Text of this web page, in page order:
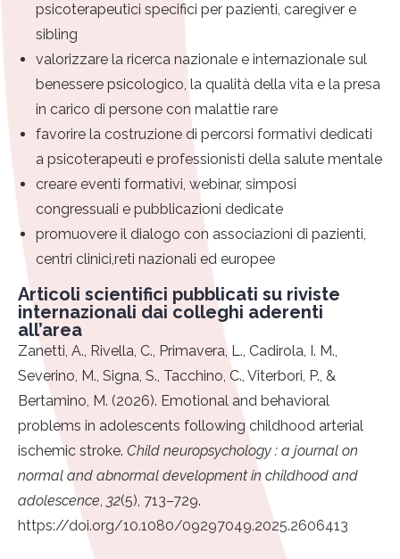
psicoterapeutici specifici per pazienti, caregiver e
sibling
valorizzare la ricerca nazionale e internazionale sul
benessere psicologico, la qualità della vita e la presa
in carico di persone con malattie rare
favorire la costruzione di percorsi formativi dedicati
a psicoterapeuti e professionisti della salute mentale
creare eventi formativi, webinar, simposi
congressuali e pubblicazioni dedicate
promuovere il dialogo con associazioni di pazienti,
centri clinici,reti nazionali ed europee
Articoli scientifici pubblicati su riviste
internazionali dai colleghi aderenti
all’area
Zanetti, A., Rivella, C., Primavera, L., Cadirola, I. M.,
Severino, M., Signa, S., Tacchino, C., Viterbori, P., &
Bertamino, M. (2026). Emotional and behavioral
problems in adolescents following childhood arterial
ischemic stroke. Child neuropsychology : a journal on
normal and abnormal development in childhood and
adolescence, 32(5), 713–729.
https://doi.org/10.1080/09297049.2025.2606413